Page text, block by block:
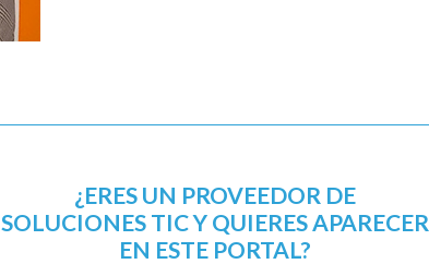
¿ERES UN PROVEEDOR DE
SOLUCIONES TIC Y QUIERES APARECER
EN ESTE PORTAL?